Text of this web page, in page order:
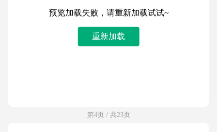
预览加载失败，请重新加载试试~
重新加载
第4页 / 共23页